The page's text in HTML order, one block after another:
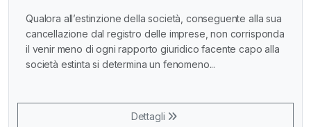
Qualora all’estinzione della società, conseguente alla sua
cancellazione dal registro delle imprese, non corrisponda
il venir meno di ogni rapporto giuridico facente capo alla
società estinta si determina un fenomeno...
Dettagli